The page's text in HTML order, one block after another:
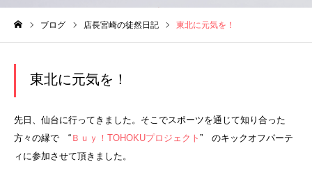
ブログ 店長宮崎の徒然日記 東北に元気を！
東北に元気を！
先日、仙台に行ってきました。そこでスポーツを通じて知り合った
方々の縁で “ Ｂｕｙ！TOHOKUプロジェクト ” のキックオフパーテ
ィに参加させて頂きました。